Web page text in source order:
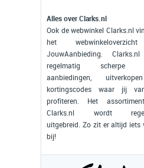
Alles over Clarks.nl
Ook de webwinkel Clarks.nl
het
JouwAanbieding.
regelmatig scherpe
aanbiedingen,
kortingscodes waar jij
profiteren. Het
Clarks.nl wordt
uitgebreid. Zo zit er altijd iets
bij!